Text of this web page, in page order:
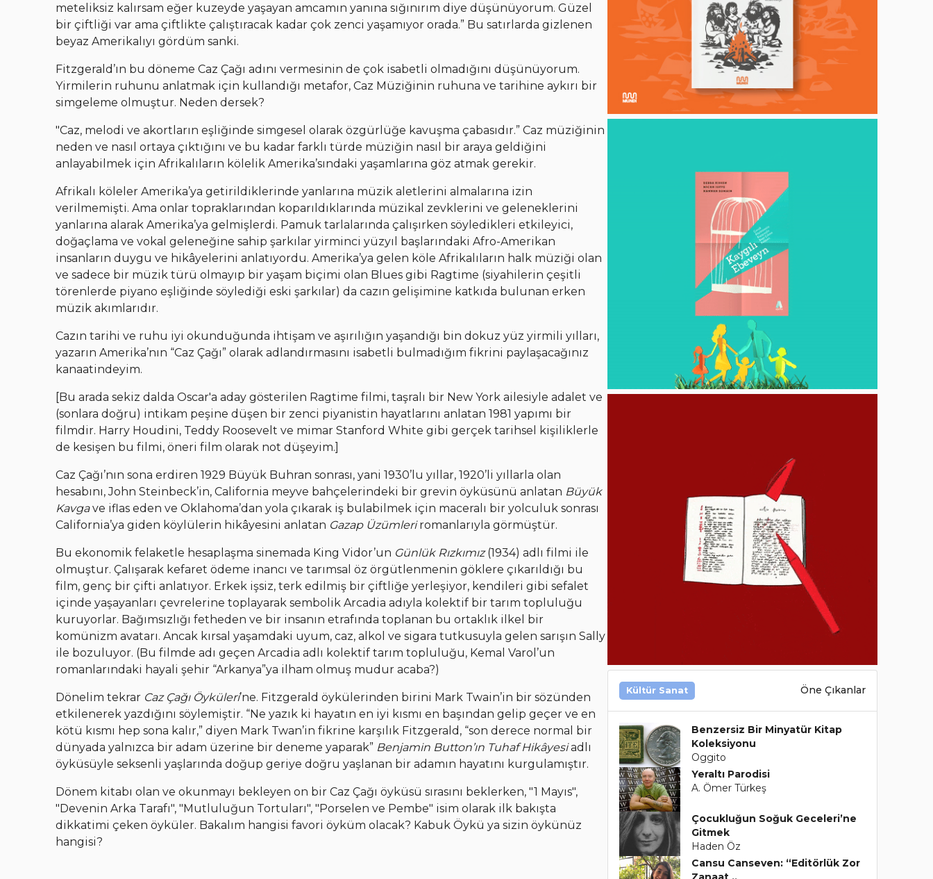
meteliksiz kalırsam eğer kuzeyde yaşayan amcamın yanına sığınırım diye düşünüyorum. Güzel
bir çiftliği var ama çiftlikte çalıştıracak kadar çok zenci yaşamıyor orada.” Bu satırlarda gizlenen
beyaz Amerikalıyı gördüm sanki.
Fitzgerald’ın bu döneme Caz Çağı adını vermesinin de çok isabetli olmadığını düşünüyorum.
Yirmilerin ruhunu anlatmak için kullandığı metafor, Caz Müziğinin ruhuna ve tarihine aykırı bir
simgeleme olmuştur. Neden dersek?
"Caz, melodi ve akortların eşliğinde simgesel olarak özgürlüğe kavuşma çabasıdır.” Caz müziğinin
neden ve nasıl ortaya çıktığını ve bu kadar farklı türde müziğin nasıl bir araya geldiğini
anlayabilmek için Afrikalıların kölelik Amerika’sındaki yaşamlarına göz atmak gerekir.
Afrikalı köleler Amerika’ya getirildiklerinde yanlarına müzik aletlerini almalarına izin
verilmemişti. Ama onlar topraklarından koparıldıklarında müzikal zevklerini ve geleneklerini
yanlarına alarak Amerika’ya gelmişlerdi. Pamuk tarlalarında çalışırken söyledikleri etkileyici,
doğaçlama ve vokal geleneğine sahip şarkılar yirminci yüzyıl başlarındaki Afro-Amerikan
insanların duygu ve hikâyelerini anlatıyordu. Amerika’ya gelen köle Afrikalıların halk müziği olan
ve sadece bir müzik türü olmayıp bir yaşam biçimi olan Blues gibi Ragtime (siyahilerin çeşitli
törenlerde piyano eşliğinde söylediği eski şarkılar) da cazın gelişimine katkıda bulunan erken
müzik akımlarıdır.
Cazın tarihi ve ruhu iyi okunduğunda ihtişam ve aşırılığın yaşandığı bin dokuz yüz yirmili yılları,
yazarın Amerika’nın “Caz Çağı” olarak adlandırmasını isabetli bulmadığım fikrini paylaşacağınız
kanaatindeyim.
[Bu arada sekiz dalda Oscar'a aday gösterilen Ragtime filmi, taşralı bir New York ailesiyle adalet ve
(sonlara doğru) intikam peşine düşen bir zenci piyanistin hayatlarını anlatan 1981 yapımı bir
filmdir. Harry Houdini, Teddy Roosevelt ve mimar Stanford White gibi gerçek tarihsel kişiliklerle
de kesişen bu filmi, öneri film olarak not düşeyim.]
Caz Çağı’nın sona erdiren 1929 Büyük Buhran sonrası, yani 1930’lu yıllar, 1920’li yıllarla olan
hesabını, John Steinbeck’in, California meyve bahçelerindeki bir grevin öyküsünü anlatan Büyük
Kavgave iflas eden ve Oklahoma’dan yola çıkarak iş bulabilmek için maceralı bir yolculuk sonrası
California’ya giden köylülerin hikâyesini anlatan Gazap Üzümleriromanlarıyla görmüştür.
Bu ekonomik felaketle hesaplaşma sinemada King Vidor’un Günlük Rızkımız(1934) adlı filmi ile
olmuştur. Çalışarak kefaret ödeme inancı ve tarımsal öz örgütlenmenin göklere çıkarıldığı bu
film, genç bir çifti anlatıyor. Erkek işsiz, terk edilmiş bir çiftliğe yerleşiyor, kendileri gibi sefalet
içinde yaşayanları çevrelerine toplayarak sembolik Arcadia adıyla kolektif bir tarım topluluğu
kuruyorlar. Bağımsızlığı fetheden ve bir insanın etrafında toplanan bu ortaklık ilkel bir
komünizm avatarı. Ancak kırsal yaşamdaki uyum, caz, alkol ve sigara tutkusuyla gelen sarışın Sally
ile bozuluyor. (Bu filmde adı geçen Arcadia adlı kolektif tarım topluluğu, Kemal Varol’un
romanlarındaki hayali şehir “Arkanya”ya ilham olmuş mudur acaba?)
Dönelim tekrar Caz Çağı Öyküleri’ne. Fitzgerald öykülerinden birini Mark Twain’in bir sözünden
etkilenerek yazdığını söylemiştir. “Ne yazık ki hayatın en iyi kısmı en başından gelip geçer ve en
kötü kısmı hep sona kalır,” diyen Mark Twan’in fikrine karşılık Fitzgerald, “son derece normal bir
dünyada yalnızca bir adam üzerine bir deneme yaparak” Benjamin Button’ın Tuhaf Hikâyesiadlı
öyküsüyle seksenli yaşlarında doğup geriye doğru yaşlanan bir adamın hayatını kurgulamıştır.
Dönem kitabı olan ve okunmayı bekleyen on bir Caz Çağı öyküsü sırasını beklerken, "1 Mayıs",
"Devenin Arka Tarafı", "Mutluluğun Tortuları", "Porselen ve Pembe" isim olarak ilk bakışta
dikkatimi çeken öyküler. Bakalım hangisi favori öyküm olacak? Kabuk Öykü ya sizin öykünüz
hangisi?
Kültür Sanat Öne Çıkanlar
Benzersiz Bir Minyatür Kitap
Koleksiyonu
Oggito
Yeraltı Parodisi
A. Ömer Türkeş
Çocukluğun Soğuk Geceleri’ne
Gitmek
Haden Öz
Cansu Canseven: “Editörlük Zor